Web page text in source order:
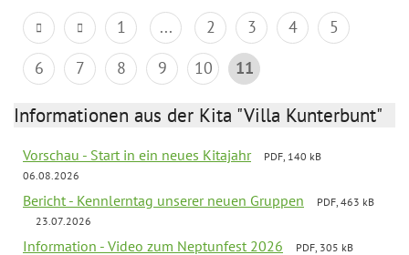
1 ... 2 3 4
5
6
7 8 9 10 11
Informationen aus der Kita "Villa Kunterbunt"
Vorschau - Start in ein neues Kitajahr
PDF, 140 kB
06.08.2026
Bericht - Kennlerntag unserer neuen Gruppen
PDF, 463 kB
23.07.2026
Information - Video zum Neptunfest 2026 PDF, 305 kB